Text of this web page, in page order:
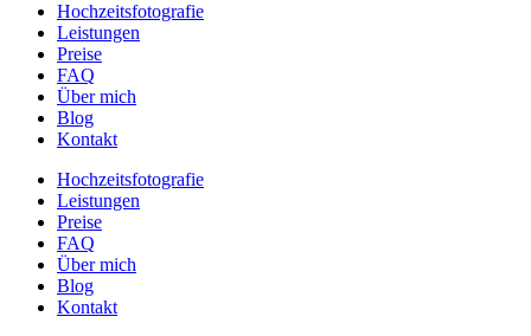
Hochzeitsfotografie
Leistungen
Preise
FAQ
Über mich
Blog
Kontakt
Hochzeitsfotografie
Leistungen
Preise
FAQ
Über mich
Blog
Kontakt